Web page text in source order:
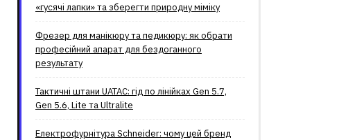
«гусячі лапки» та зберегти природну міміку
Фрезер для манікюру та педикюру: як обрати
професійний апарат для бездоганного
результату
Тактичні штани UATAC: гід по лінійках Gen 5.7,
Gen 5.6, Lite та Ultralite
Електрофурнітура Schneider: чому цей бренд